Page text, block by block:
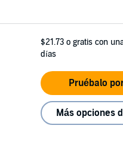
$21.73 o gratis con
días
Pruébalo
Más opciones